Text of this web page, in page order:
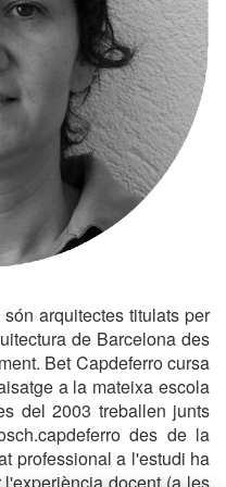
arquitectes titulats per
de Barcelona des
Bet Capdeferro cursa
a la mateixa escola
del 2003 treballen junts
des de la
professional a l'estudi ha